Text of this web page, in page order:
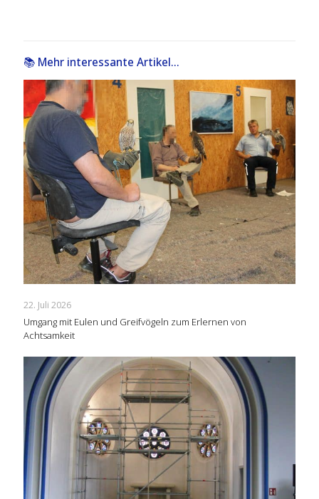
📚 Mehr interessante Artikel...
22. Juli 2026
Umgang mit Eulen und Greifvögeln zum Erlernen von
Achtsamkeit